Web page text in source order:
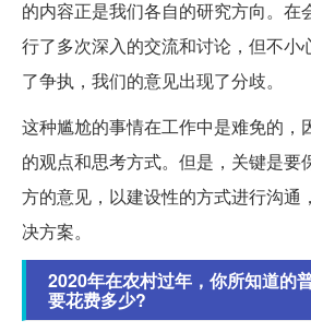
的内容正是我们各自的研究方向。在
行了多次深入的交流和讨论，但不小
了争执，我们的意见出现了分歧。
这种尴尬的事情在工作中是难免的，
的观点和思考方式。但是，关键是要
方的意见，以建设性的方式进行沟通
决方案。
2020年在农村过年，你所知道的
要花费多少?